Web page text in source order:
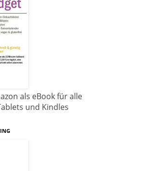
als eBook für alle
und Kindles